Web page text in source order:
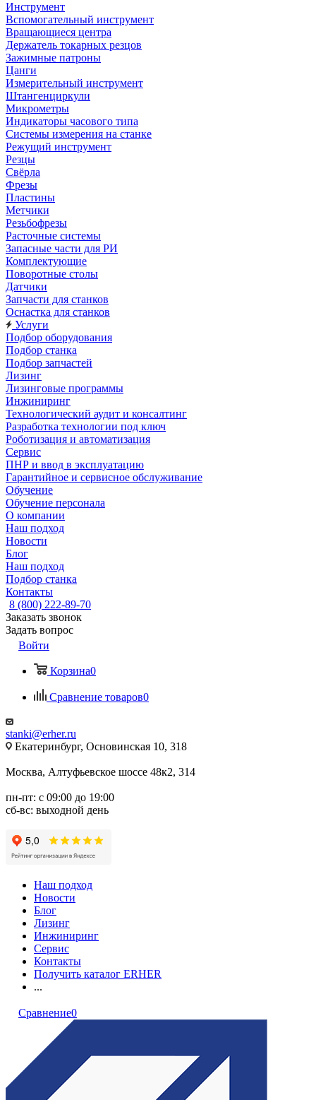
Инструмент
Вспомогательный инструмент
Вращающиеся центра
Держатель токарных резцов
Зажимные патроны
Цанги
Измерительный инструмент
Штангенциркули
Микрометры
Индикаторы часового типа
Системы измерения на станке
Режущий инструмент
Резцы
Свёрла
Фрезы
Пластины
Метчики
Резьбофрезы
Расточные системы
Запасные части для РИ
Комплектующие
Поворотные столы
Датчики
Запчасти для станков
Оснастка для станков
Услуги
Подбор оборудования
Подбор станка
Подбор запчастей
Лизинг
Лизинговые программы
Инжиниринг
Технологический аудит и консалтинг
Разработка технологии под ключ
Роботизация и автоматизация
Сервис
ПНР и ввод в эксплуатацию
Гарантийное и сервисное обслуживание
Обучение
Обучение персонала
О компании
Наш подход
Новости
Блог
Наш подход
Подбор станка
Контакты
8 (800) 222-89-70
Заказать звонок
Задать вопрос
Войти
Корзина0
Сравнение товаров0
stanki@erher.ru
Екатеринбург, Основинская 10, 318
Москва, Алтуфьевское шоссе 48к2, 314
пн-пт: с 09:00 до 19:00
сб-вс: выходной день
Наш подход
Новости
Блог
Лизинг
Инжиниринг
Сервис
Контакты
Получить каталог ERHER
...
Сравнение0